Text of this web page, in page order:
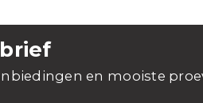
en mooiste